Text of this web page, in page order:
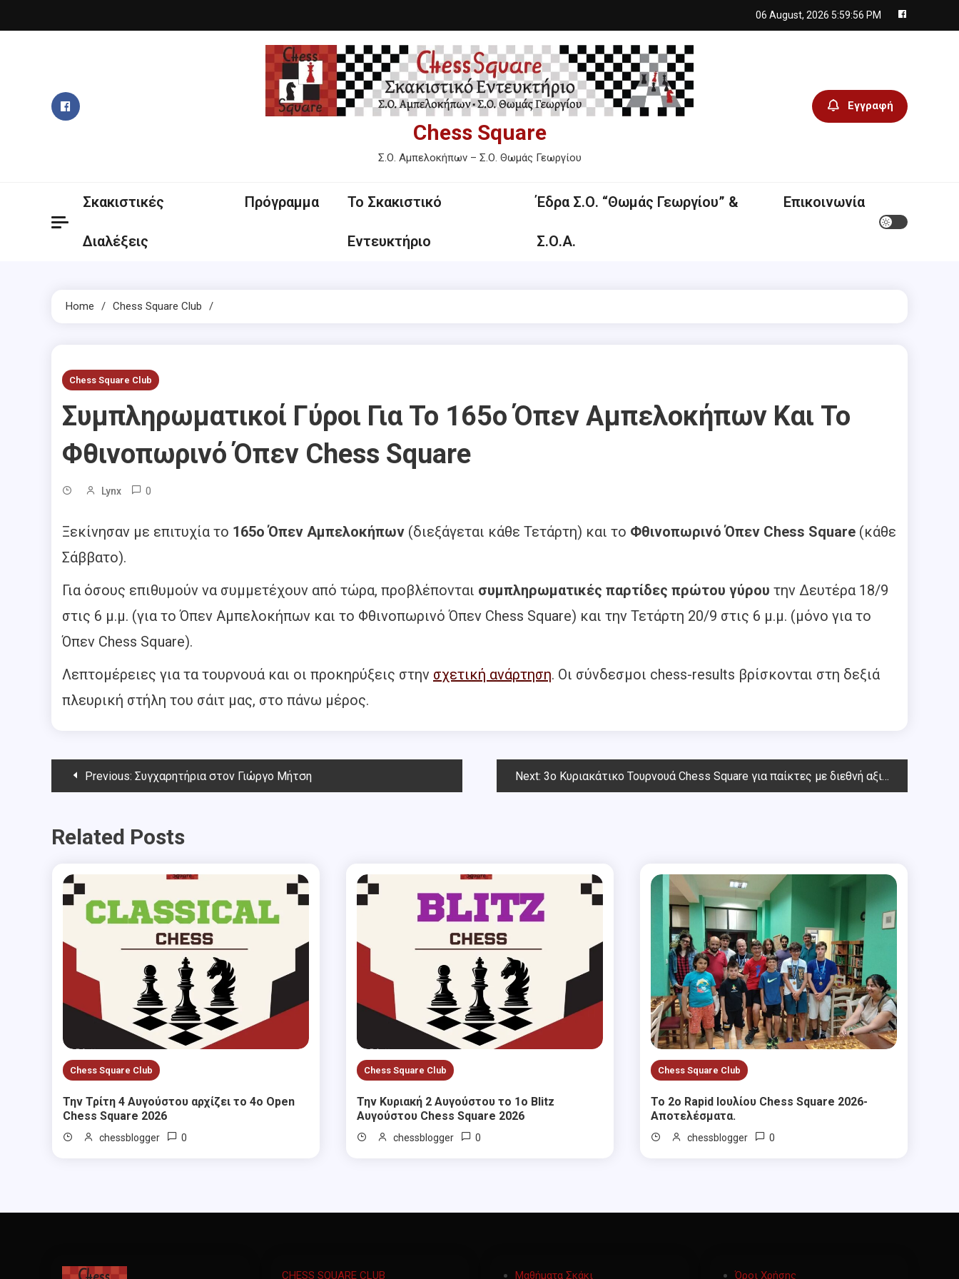
to
06 August, 2026 5:59:56 PM
Chess Square
Σ.Ο. Αμπελοκήπων – Σ.Ο. Θωμάς Γεωργίου
Εγγραφή
Σκακιστικές
Διαλέξεις
Πρόγραμμα Το Σκακιστικό
Εντευκτήριο
Έδρα Σ.Ο. “Θωμάς Γεωργίου” &
Σ.Ο.Α.
Επικοινωνία
Home Chess Square Club
Chess Square Club
Συμπληρωματικοί Γύροι Για Το 165ο Όπεν Αμπελοκήπων Και Το
Φθινοπωρινό Όπεν Chess Square
Lynx 0
Ξεκίνησαν με επιτυχία το 165ο Όπεν Αμπελοκήπων (διεξάγεται κάθε Τετάρτη) και το Φθινοπωρινό Όπεν Chess Square (κάθε
Σάββατο).
Για όσους επιθυμούν να συμμετέχουν από τώρα, προβλέπονται συμπληρωματικές παρτίδες πρώτου γύρου την Δευτέρα 18/9
στις 6 μ.μ. (για το Όπεν Αμπελοκήπων και το Φθινοπωρινό Όπεν Chess Square) και την Τετάρτη 20/9 στις 6 μ.μ. (μόνο για το
Όπεν Chess Square).
Λεπτομέρειες για τα τουρνουά και οι προκηρύξεις στην σχετική ανάρτηση. Οι σύνδεσμοι chess-results βρίσκονται στη δεξιά
πλευρική στήλη του σάιτ μας, στο πάνω μέρος.
PostPrevious: Συγχαρητήρια στον Γιώργο Μήτση Next: 3ο Κυριακάτικο Τουρνουά Chess Square για παίκτες με διεθνή αξιολόγηση κάτω από 1900 έλο
Related Posts
Chess Square Club
Την Τρίτη 4 Αυγούστου αρχίζει το 4ο Open
Chess Square 2026
chessblogger 0
Chess Square Club
Την Κυριακή 2 Αυγούστου το 1ο Blitz
Αυγούστου Chess Square 2026
chessblogger 0
Chess Square Club
Το 2ο Rapid Ιουλίου Chess Square 2026-
Αποτελέσματα.
chessblogger 0
CHESS SQUARE CLUB Μαθήματα Σκάκι Όροι Χρήσης